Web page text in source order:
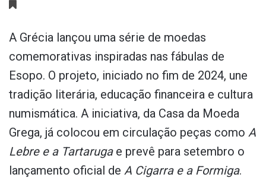
A Grécia lançou uma série de moedas
comemorativas inspiradas nas fábulas de
Esopo. O projeto, iniciado no fim de 2024, une
tradição literária, educação financeira e cultura
numismática. A iniciativa, da Casa da Moeda
Grega, já colocou em circulação peças como A
Lebre e a Tartarugae prevê para setembro o
lançamento oficial de A Cigarra e a Formiga.